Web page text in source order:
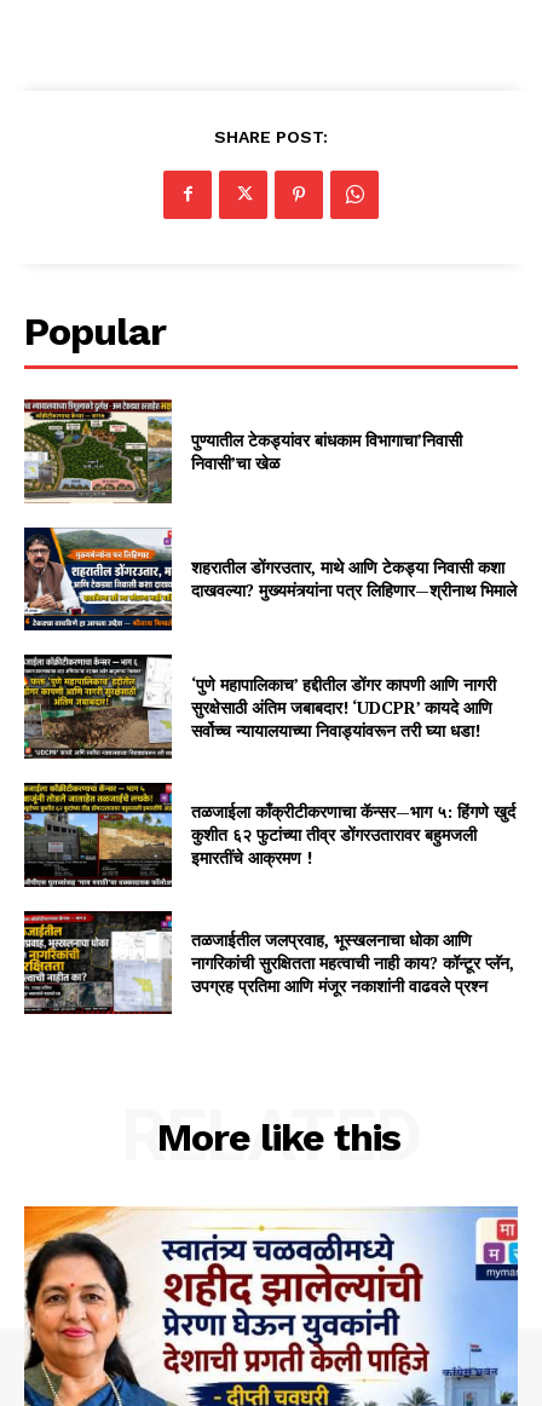
SHARE POST:
Popular
पुण्यातील टेकड्यांवर बांधकाम विभागाचा’निवासी
निवासी’चा खेळ
शहरातील डोंगरउतार, माथे आणि टेकड्या निवासी कशा
दाखवल्या? मुख्यमंत्र्यांना पत्र लिहिणार—श्रीनाथ भिमाले
‘पुणे महापालिकाच’ हद्दीतील डोंगर कापणी आणि नागरी
सुरक्षेसाठी अंतिम जबाबदार! ‘UDCPR’ कायदे आणि
सर्वोच्च न्यायालयाच्या निवाड्यांवरून तरी घ्या धडा!
तळजाईला काँक्रीटीकरणाचा कॅन्सर—भाग ५: हिंगणे खुर्द
कुशीत ६२ फुटांच्या तीव्र डोंगरउतारावर बहुमजली
इमारतींचे आक्रमण !
तळजाईतील जलप्रवाह, भूस्खलनाचा धोका आणि
नागरिकांची सुरक्षितता महत्वाची नाही काय? कॉन्टूर प्लॅन,
उपग्रह प्रतिमा आणि मंजूर नकाशांनी वाढवले प्रश्न
More like this
RELATED